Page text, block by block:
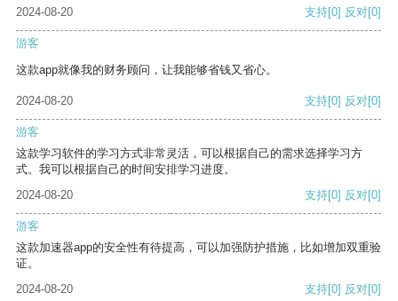
2024-08-20
支持[0] 反对[0]
游客
这款app就像我的财务顾问，让我能够省钱又省心。
2024-08-20 支持[0] 反对[0]
游客
这款学习软件的学习方式非常灵活，可以根据自己的需求选择学习方
式。我可以根据自己的时间安排学习进度。
2024-08-20
支持[0] 反对[0]
游客
这款加速器app的安全性有待提高，可以加强防护措施，比如增加双重验
证。
2024-08-20
支持[0] 反对[0]